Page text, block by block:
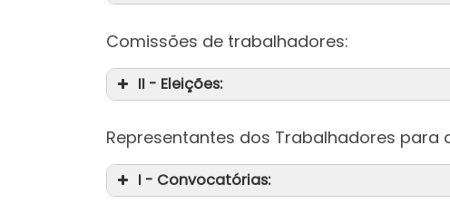
Comissões de trabalhadores:
II - Eleições:
Representantes dos Trabalhadores para
I - Convocatórias: